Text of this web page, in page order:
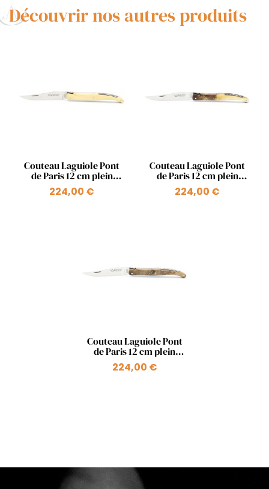
Découvrir nos autres produits
Aperçu rapide
+1
Couteau Laguiole Pont
de Paris 12 cm plein
manche en bois ressort
Pont Mirabeau
224,00 €
Aperçu rapide
+1
Couteau Laguiole Pont
de Paris 12 cm plein
manche en bois ressort
Pont des Arts
224,00 €
Aperçu rapide
+1
Couteau Laguiole Pont
de Paris 12 cm plein
manche en bois ressort
Pont Iéna
224,00 €